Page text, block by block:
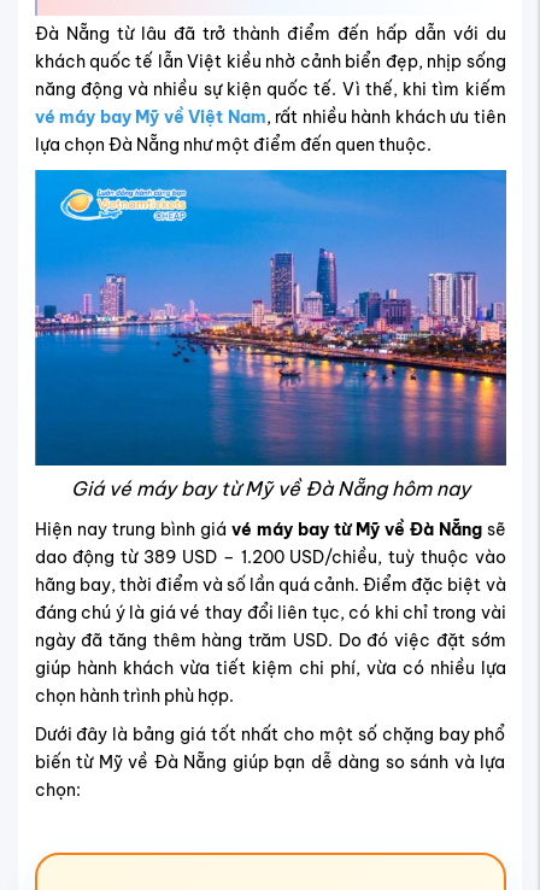
Đà Nẵng từ lâu đã trở thành điểm đến hấp dẫn với du
khách quốc tế lẫn Việt kiều nhờ cảnh biển đẹp, nhịp sống
năng động và nhiều sự kiện quốc tế. Vì thế, khi tìm kiếm
vé máy bay Mỹ về Việt Nam, rất nhiều hành khách ưu tiên
lựa chọn Đà Nẵng như một điểm đến quen thuộc.
Giá vé máy bay từ Mỹ về Đà Nẵng hôm nay
Hiện nay trung bình giá vé máy bay từ Mỹ về Đà Nẵngsẽ
dao động từ 389 USD – 1.200 USD/chiều, tuỳ thuộc vào
hãng bay, thời điểm và số lần quá cảnh. Điểm đặc biệt và
đáng chú ý là giá vé thay đổi liên tục, có khi chỉ trong vài
ngày đã tăng thêm hàng trăm USD. Do đó việc đặt sớm
giúp hành khách vừa tiết kiệm chi phí, vừa có nhiều lựa
chọn hành trình phù hợp.
Dưới đây là bảng giá tốt nhất cho một số chặng bay phổ
biến từ Mỹ về Đà Nẵng giúp bạn dễ dàng so sánh và lựa
chọn: